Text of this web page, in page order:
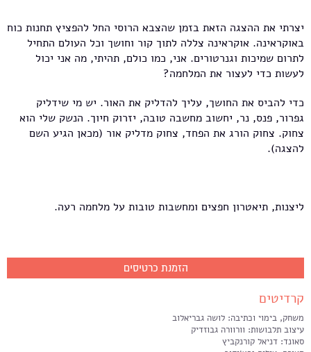
יצרתי את ההצגה הזאת בזמן שהצבא הרוסי החל להפציץ תחנות כוח
באוקראינה. אוקראינה צללה לתוך קור וחושך וכל העולם התחיל
לתרום שמיכות וגנרטורים. אני, כמו כולם, תהיתי, מה אני יכול
לעשות כדי לעצור את המלחמה?
כדי להביס את החושך, עליך להדליק את האור. יש מי שידליק
גפרור, פנס, נר, יחשוב מחשבה טובה, יזרוק חיוך. הנשק שלי הוא
צחוק. צחוק הורג את הפחד, צחוק מדליק אור (מכאן הגיע השם
להצגה).
ליצנות, תיאטרון חפצים ומחשבות טובות על מלחמה רעה.
הזמנת כרטיסים
קרדיטים
משחק, בימוי וכתיבה: לושה גבריאלוב
עיצוב תלבושות: וורוורה גבוזדיק
סאונד: דניאל קורנקביץ